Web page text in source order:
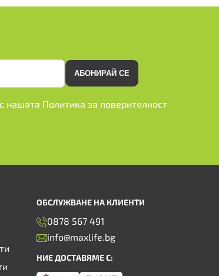
АБОНИРАЙ СЕ
нашата Политика за поверителност
ОБСЛУЖВАНЕ НА КЛИЕНТИ
0878 567 491
info@maxlife.bg
НИЕ ДОСТАВЯМЕ С: